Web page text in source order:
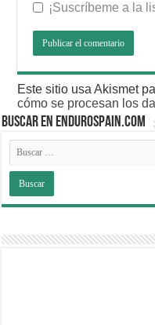
¡Suscríbeme a la
Este sitio usa Akismet
cómo se procesan los
BUSCAR EN ENDUROSPAIN.COM